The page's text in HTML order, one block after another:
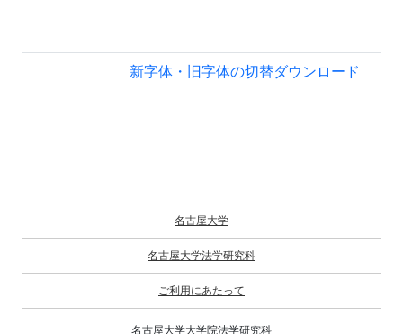
新字体・旧字体の切替ダウンロード
名古屋大学
名古屋大学法学研究科
ご利用にあたって
名古屋大学大学院法学研究科